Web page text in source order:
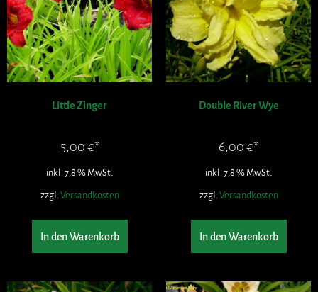
Little Zinger
5,00 €
inkl. 7,8 % MwSt.
zzgl.Versandkosten
In den Warenkorb
Double River Wye
6,00 €
inkl. 7,8 % MwSt.
zzgl.Versandkosten
In den Warenkorb